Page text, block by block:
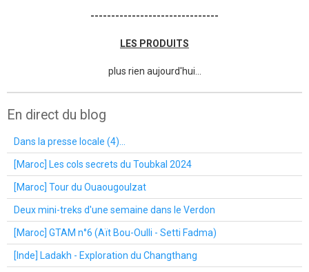
-------------------------------
LES PRODUITS
plus rien aujourd'hui...
En direct du blog
Dans la presse locale (4)...
[Maroc] Les cols secrets du Toubkal 2024
[Maroc] Tour du Ouaougoulzat
Deux mini-treks d'une semaine dans le Verdon
[Maroc] GTAM n°6 (Aït Bou-Oulli - Setti Fadma)
[Inde] Ladakh - Exploration du Changthang